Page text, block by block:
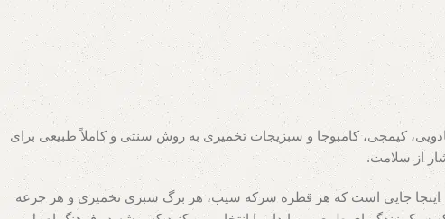
کیمچی، کامبوجا و سبزیجات تخمیری به روش سنتی و کاملاً طبیعی برای
از سلامت.
اینجا جایی است که هر قطره سرکه سیب، هر برگ سبزی تخمیری و هر جرعه